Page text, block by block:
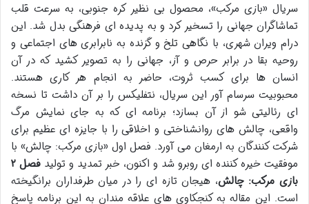
سریال «بازی مرکب»، محصول بی نظیر کره جنوبی، به سرعت قلب
تماشاگران جهانی را تسخیر کرد و به پدیده ای فرهنگی بدل شد. این
درام ویران شهری، با نگاهی تلخ و گزنده به نابرابری های اجتماعی و
روحیه بقا در برابر حرص و آز، جهانی را به تصویر کشید که در آن
انسان ها برای کسب ثروت، حاضر به انجام هر کاری هستند.
محبوبیت سرسام آور این سریال، نتفلیکس را بر آن داشت تا نسخه
ای رئالیتی شو از آن بسازد؛ برنامه ای که به جای نمایش مرگ
واقعی، چالش های روانشناختی و اخلاقی را با جایزه ای عظیم برای
شرکت کنندگان به ارمغان می آورد. فصل اول «بازی مرکب: چالش» با
موفقیت خیره کننده ای روبرو شد و اکنون، خبر تمدید و تولید
فصل ۲
بازی مرکب: چالش، هیجان تازه ای را در میان طرفداران برانگیخته
است. این مقاله به کنجکاوی های علاقه مندان به این برنامه پاسخ